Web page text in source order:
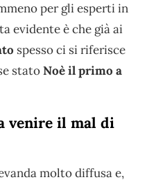
per gli esperti in
evidente è che già ai
spesso ci si riferisce
statoNoè il primo a
venire il mal di
molto diffusa e,